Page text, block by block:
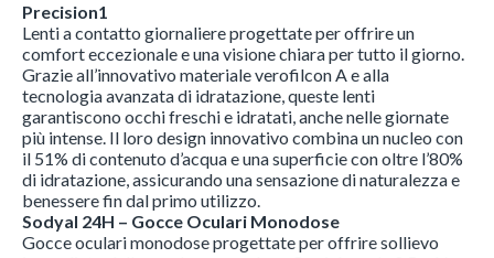
Precision1
Lenti a contatto giornaliere progettate per offrire un
comfort eccezionale e una visione chiara per tutto il giorno.
Grazie all’innovativo materiale verofilcon A e alla
tecnologia avanzata di idratazione, queste lenti
garantiscono occhi freschi e idratati, anche nelle giornate
più intense. Il loro design innovativo combina un nucleo con
il 51% di contenuto d’acqua e una superficie con oltre l’80%
di idratazione, assicurando una sensazione di naturalezza e
benessere fin dal primo utilizzo.
Sodyal 24H – Gocce Oculari Monodose
Gocce oculari monodose progettate per offrire sollievo